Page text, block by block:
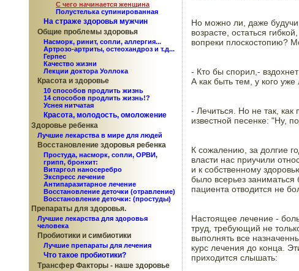
С чего начинается женщина
Полустелька супинированная
На страже здоровья мужчин
Общие проблемы здоровья
Насморк, ринит, сопли, аллергия...
Артрозо-артриты, остеохандроз и т.д...
Герпес
Качество жизни
Лекции доктора Уоллока
Красота и здоровье
10 способов продлить жизнь
14 способов продлить жизнь!?
Уснея нитчатая
Красота, молодость, омоложение
Здоровье ребенка
Лучшие лекарства в мире для людей
Восстановление здоровья ребенка
Простуда, насморк, сопли, ОРВИ,
грипп, бронхит:
Витаргол наносеребро
Экспресс лечение
Антипаразитарное лечение
Восстановление деточки (отравление)
Восстановление деточки: (простуды)
Препараты для здоровья.
Лучшие лекарства для здоровья
человека
Пробиотики и симбиотики
Лучшие препараты для лечения
Что такое пробиотики?
Трансфер Факторы - наше здоровье
Но можно ли, даже
возрасте, остаться
вопреки плоскостопию?
- Кто бы спорил,-
А как быть тем, у кого
- Лечиться. Но не так, как
известной песенке: "Ну,
К сожалению, за долгие
власти нас приучили
и к собственному
было всерьез
пациента отводится не
Настоящее лечение -
труд, требующий не
выполнять все
курс лечения до конца.
приходится слышать: